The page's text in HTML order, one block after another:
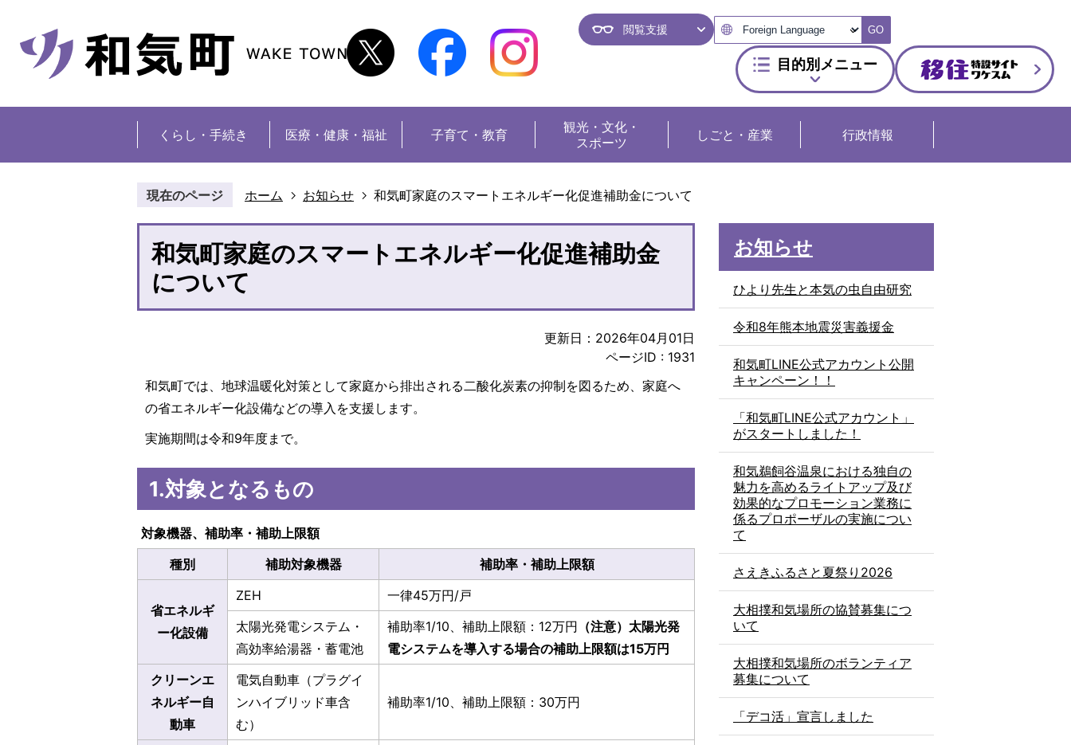
閲覧支援 GO
目的別メニュー
くらし・手続き 医療・健康・福祉 子育て・教育 観光・文化・
スポーツ
しごと・産業 行政情報
現在のページ ホーム お知らせ 和気町家庭のスマートエネルギー化促進補助金について
和気町家庭のスマートエネルギー化促進補助金
について
更新日：2026年04月01日
ページID : 1931
和気町では、地球温暖化対策として家庭から排出される二酸化炭素の抑制を図るため、家庭へ
の省エネルギー化設備などの導入を支援します。
実施期間は令和9年度まで。
1.対象となるもの
対象機器、補助率・補助上限額
種別
補助対象機器 補助率・補助上限額
省エネルギ
ー化設備
ZEH
一律45万円/戸
太陽光発電システム・
高効率給湯器・蓄電池
補助率1/10、補助上限額：12万円 （注意）太陽光発
電システムを導入する場合の補助上限額は15万円
クリーンエ
ネルギー自
動車
電気自動車（プラグイ
ンハイブリッド車含
む）
補助率1/10、補助上限額：30万円
お知らせ
ひより先生と本気の虫自由研究
令和8年熊本地震災害義援金
和気町LINE公式アカウント公開
キャンペーン！！
「和気町LINE公式アカウント」
がスタートしました！
和気鵜飼谷温泉における独自の
魅力を高めるライトアップ及び
効果的なプロモーション業務に
係るプロポーザルの実施につい
て
さえきふるさと夏祭り2026
大相撲和気場所の協賛募集につ
いて
大相撲和気場所のボランティア
募集について
「デコ活」宣言しました